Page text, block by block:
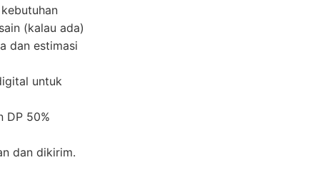
(kalau ada)
dan estimasi
untuk
DP 50%
dan dikirim.